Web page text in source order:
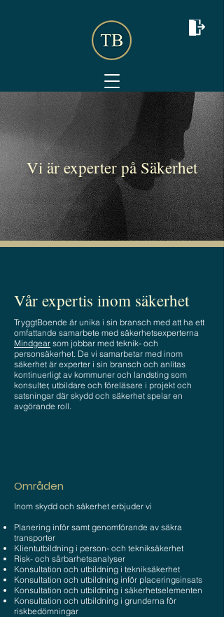
Vi är experter på Säkerhet
Vår expertis inom säkerhet
TryggtBoende är unika i sin bransch med att ha ett
omfattande samarbete med säkerhetsexperterna
Mindgear som jobbar med teknik- och
personsäkerhet. De vi samarbetar med inom
säkerhet är experter i sin bransch och anlitas
kontinuerligt av kommuner och landsting som
konsulter, utbildare och föreläsare i projekt och
satsningar där skydd och säkerhet spelar en
avgörande roll.
Områden
Inom skydd och säkerhet erbjuder vi
Planering inför samt genomförande av säkra
transporter
Klientutbildning i person- och tekniksäkerhet
Risk- och sårbarhetsanalyser
Konsultation och utbildning i tekniksäkerhet
Konsultation och utbildning inför placeringsinsats
Konsultation och utbildning i säkerhetselementen
Konsultation och utbildning i grunderna för
riskbedömningar